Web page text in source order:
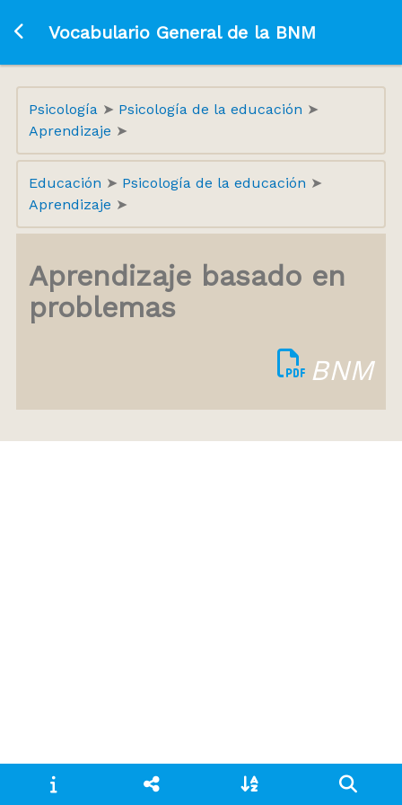
Ir a la página principal
Vocabulario General de la BNM
Psicología
Psicología de la educación
Aprendizaje
Educación
Psicología de la educación
Aprendizaje
Aprendizaje basado en
problemas
BNM